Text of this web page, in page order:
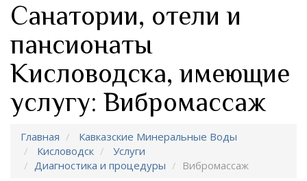
Санатории, отели и
пансионаты
Кисловодска, имеющие
услугу: Вибромассаж
Главная
Кавказские Минеральные Воды
Кисловодск
Услуги
Диагностика и процедуры
Вибромассаж